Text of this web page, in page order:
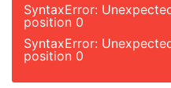
SyntaxError:
position 0
SyntaxError:
position 0